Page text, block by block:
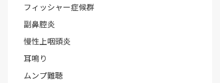
フィッシャー症候群
副鼻腔炎
慢性上咽頭炎
耳鳴り
ムンプ難聴